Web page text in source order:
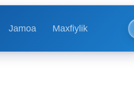
Jamoa Maxfiylik